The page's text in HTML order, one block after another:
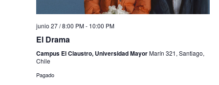
junio 27 / 8:00 PM- 10:00 PM
El Drama
Campus El Claustro, Universidad MayorMarín 321, Santiago,
Chile
Pagado